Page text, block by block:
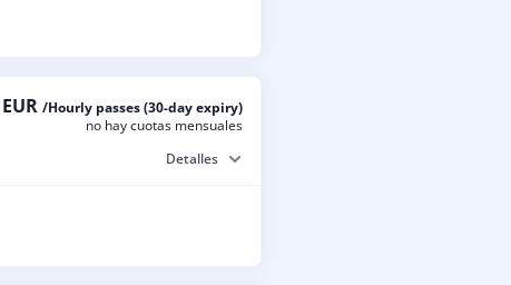
/Hourly passes (30-day expiry)
no hay cuotas mensuales
Detalles